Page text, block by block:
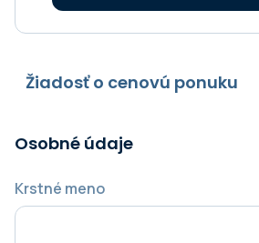
Žiadosť o cenovú ponuku
Osobné údaje
Krstné meno